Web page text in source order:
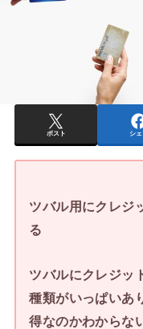
ポスト シェ
ツバル用にクレジ
る
ツバルにクレジッ
種類がいっぱいあ
得なのかわからな